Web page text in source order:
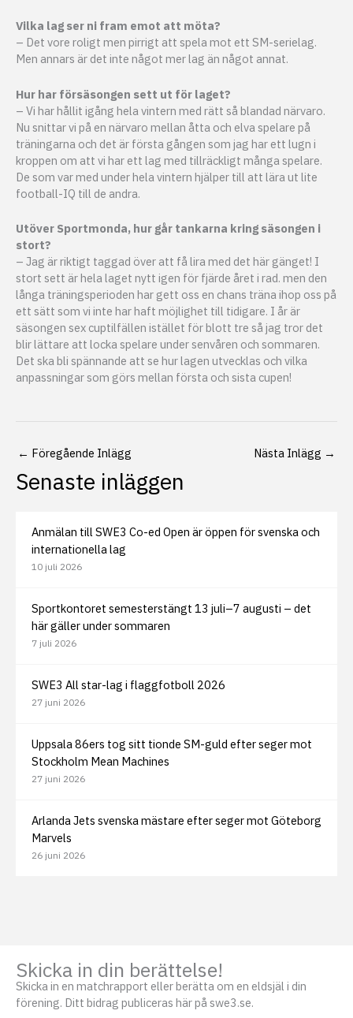
Vilka lag ser ni fram emot att möta?
– Det vore roligt men pirrigt att spela mot ett SM-serielag.
Men annars är det inte något mer lag än något annat.
Hur har försäsongen sett ut för laget?
– Vi har hållit igång hela vintern med rätt så blandad närvaro.
Nu snittar vi på en närvaro mellan åtta och elva spelare på
träningarna och det är första gången som jag har ett lugn i
kroppen om att vi har ett lag med tillräckligt många spelare.
De som var med under hela vintern hjälper till att lära ut lite
football-IQ till de andra.
Utöver Sportmonda, hur går tankarna kring säsongen i
stort?
– Jag är riktigt taggad över att få lira med det här gänget! I
stort sett är hela laget nytt igen för fjärde året i rad. men den
långa träningsperioden har gett oss en chans träna ihop oss på
ett sätt som vi inte har haft möjlighet till tidigare. I år är
säsongen sex cuptilfällen istället för blott tre så jag tror det
blir lättare att locka spelare under senvåren och sommaren.
Det ska bli spännande att se hur lagen utvecklas och vilka
anpassningar som görs mellan första och sista cupen!
← Föregående Inlägg Nästa Inlägg →
Senaste inläggen
Anmälan till SWE3 Co-ed Open är öppen för svenska och
internationella lag
10 juli 2026
Sportkontoret semesterstängt 13 juli–7 augusti – det
här gäller under sommaren
7 juli 2026
SWE3 All star-lag i flaggfotboll 2026
27 juni 2026
Uppsala 86ers tog sitt tionde SM-guld efter seger mot
Stockholm Mean Machines
27 juni 2026
Arlanda Jets svenska mästare efter seger mot Göteborg
Marvels
26 juni 2026
Skicka in din berättelse!
Skicka in en matchrapport eller berätta om en eldsjäl i din
förening. Ditt bidrag publiceras här på swe3.se.